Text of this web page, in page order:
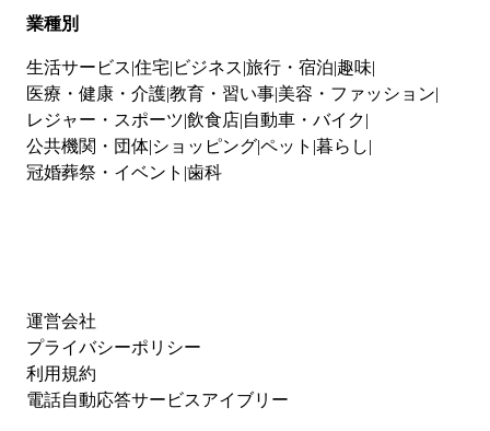
業種別
生活サービス 住宅 ビジネス 旅行・宿泊 趣味
医療・健康・介護教育・習い事 美容・ファッション
レジャー・スポーツ 飲食店 自動車・バイク
公共機関・団体 ショッピングペット 暮らし
冠婚葬祭・イベント 歯科
運営会社
プライバシーポリシー
利用規約
電話自動応答サービスアイブリー